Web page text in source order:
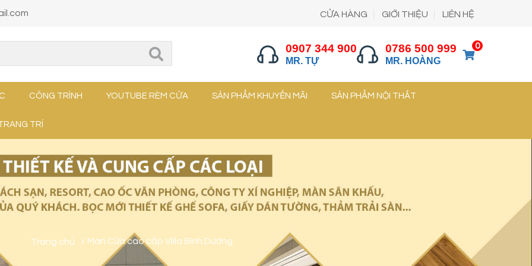
CỬA HÀNG GIỚI THIỆU LIÊN HỆ
0907 344 900
MR. TỰ
0786 500 999
MR. HOÀNG
0
CÔNG TRÌNH YOUTUBE RÈM CỬA SẢN PHẨM KHUYẾN MÃI SẢN PHẨM NỘI THẤT
TRÍ
Trang chủ Màn Cửa cao cấp Villa Bình Dương